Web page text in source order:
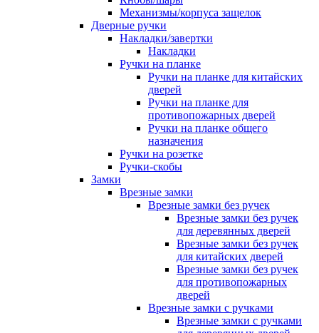
Механизмы/корпуса защелок
Дверные ручки
Накладки/завертки
Накладки
Ручки на планке
Ручки на планке для китайских
дверей
Ручки на планке для
противопожарных дверей
Ручки на планке общего
назначения
Ручки на розетке
Ручки-скобы
Замки
Врезные замки
Врезные замки без ручек
Врезные замки без ручек
для деревянных дверей
Врезные замки без ручек
для китайских дверей
Врезные замки без ручек
для противопожарных
дверей
Врезные замки с ручками
Врезные замки с ручками